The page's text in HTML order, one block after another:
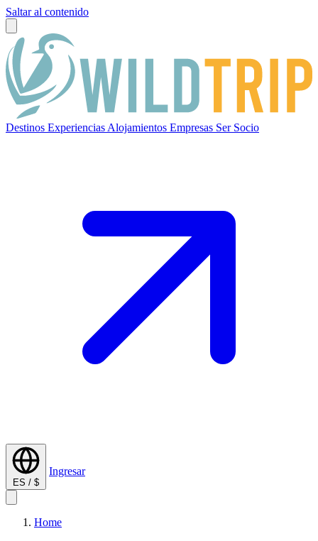
Saltar al contenido
Destinos Experiencias Alojamientos Empresas Ser Socio
ES / $
Ingresar
Home